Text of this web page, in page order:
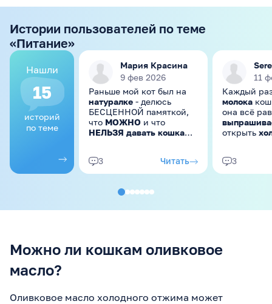
Истории пользователей по теме
«Питание»
Нашли
15
историй
по теме
Мария Красина
9 фев 2026
Раньше мой кот был на
натуралке - делюсь
БЕСЦЕННОЙ памяткой,
что МОЖНО и что
НЕЛЬЗЯ давать кошкам
первых, мы в итоге уже
на корме, т.к.
не удалось (начались
"вкусняшек". Во-вторых,
любые продукты даем
3 Читать
11
Каждый
молока
она всё
открыть
потом
она
3
Можно ли кошкам оливковое
масло?
Оливковое масло холодного отжима может